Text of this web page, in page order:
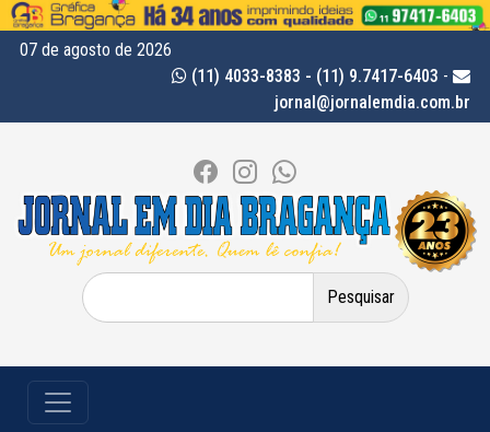
07 de agosto de 2026
(11) 4033-8383 - (11) 9.7417-6403 -
jornal@jornalemdia.com.br
Pesquisar
por: